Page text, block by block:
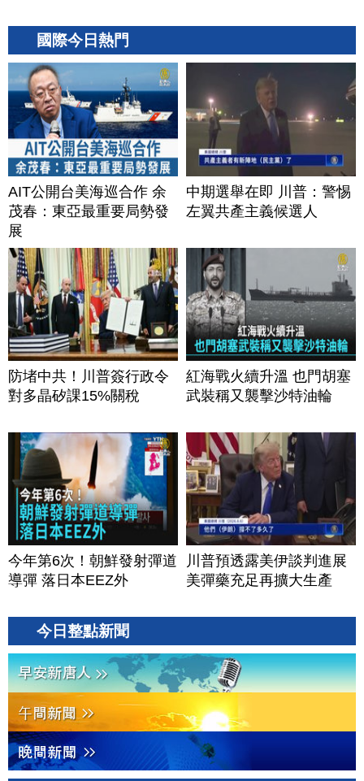
國際今日熱門
AIT公開台美海巡合作 余
茂春：東亞最重要局勢發
展
中期選舉在即 川普：警惕
左翼共產主義候選人
防堵中共！川普簽行政令
對多晶矽課15%關稅
紅海戰火續升溫 也門胡塞
武裝稱又襲擊沙特油輪
今年第6次！朝鮮發射彈道
導彈 落日本EEZ外
川普預透露美伊談判進展
美彈藥充足再擴大生產
今日整點新聞